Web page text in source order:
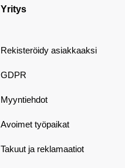
Yritys
Rekisteröidy asiakkaaksi
GDPR
Myyntiehdot
Avoimet työpaikat
Takuut ja reklamaatiot